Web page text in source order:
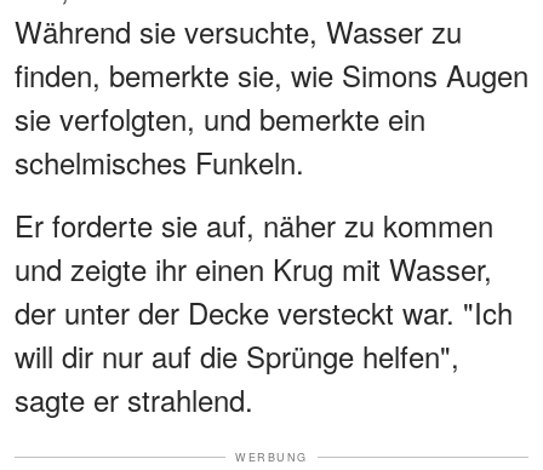
Während sie versuchte, Wasser zu
finden, bemerkte sie, wie Simons Augen
sie verfolgten, und bemerkte ein
schelmisches Funkeln.
Er forderte sie auf, näher zu kommen
und zeigte ihr einen Krug mit Wasser,
der unter der Decke versteckt war. "Ich
will dir nur auf die Sprünge helfen",
sagte er strahlend.
WERBUNG